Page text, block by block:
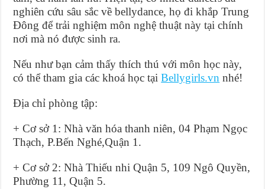
nghiên cứu sâu sắc về bellydance, họ đi khắp Trung
Đông để trải nghiệm môn nghệ thuật này tại chính
nơi mà nó được sinh ra.
Nếu như bạn cảm thấy thích thú với môn học này,
có thể tham gia các khoá học tạiBellygirls.vn nhé!
Địa chỉ phòng tập:
+ Cơ sở 1: Nhà văn hóa thanh niên, 04 Phạm Ngọc
Thạch, P.Bến Nghé,Quận 1.
+ Cơ sở 2: Nhà Thiếu nhi Quận 5, 109 Ngô Quyền,
Phường 11, Quận 5.